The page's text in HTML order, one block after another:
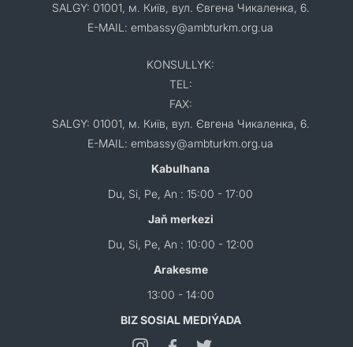
SALGY: 01001, м. Київ, вул. Євгена Чикаленка, 6.
E-MAIL: embassy@ambturkm.org.ua
KONSULLYK:
TEL:
FAX:
SALGY: 01001, м. Київ, вул. Євгена Чикаленка, 6.
E-MAIL: embassy@ambturkm.org.ua
Kabulhana
Du, Si, Pe, An : 15:00 - 17:00
Jaň merkezi
Du, Si, Pe, An : 10:00 - 12:00
Arakesme
13:00 - 14:00
BIZ SOSIAL MEDIÝADA